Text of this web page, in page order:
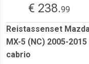
€ 238.99
Reistassenset Mazda
MX-5 (NC) 2005-2015
cabrio